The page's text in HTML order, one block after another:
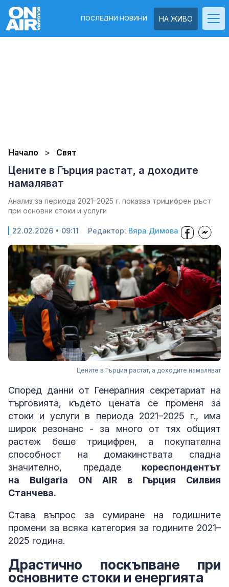
НА ЖИВО
ПОСЛЕДНИ НОВИНИ
Начало Свят
Цените в Гърция растат, а доходите
намаляват
Анализ за периода 2021–2025 г. показва трицифрен ръст
при основни стоки и услуги
22.02.2026 • 09:11 Редактор: Вяра Димова
Цените в Гърция растат, а доходите намаляват
Според данни от Генералния секретариат на
търговията, където цената се променя за
стоки и услуги в периода 2021–2025 г., има
широк резонанс - за много от тях общият
растеж беше трицифрен, а покупателна
способност на домакинствата спадна
значително, предадекореспондентът
на Bulgaria ON AIR в Гърция Силвия
Станчева.
Става въпрос за сумиране на годишните
промени за всяка категория за годините 2021–
2025 година.
Драстично поскъпване при
основните стоки и енергията